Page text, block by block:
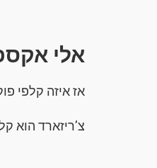
אלי
אז איזה קלפי
צ’ריזארד הוא